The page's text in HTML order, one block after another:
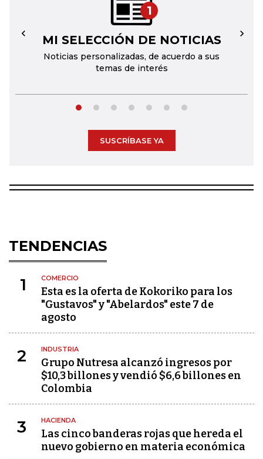
1
MI SELECCIÓN DE NOTICIAS
Noticias personalizadas, de acuerdo a sus
temas de interés
← →
SUSCRÍBASE YA
TENDENCIAS
1 COMERCIO
Esta es la oferta de Kokoriko para los
"Gustavos" y "Abelardos" este 7 de
agosto
2 INDUSTRIA
Grupo Nutresa alcanzó ingresos por
$10,3 billones y vendió $6,6 billones en
Colombia
3 HACIENDA
Las cinco banderas rojas que hereda el
nuevo gobierno en materia económica